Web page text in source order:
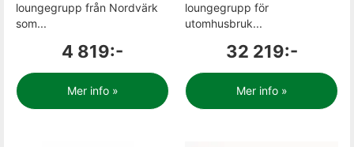
loungegrupp från Nordvärk
som...
4 819:-
Mer info »
loungegrupp för
utomhusbruk...
32 219:-
Mer info »